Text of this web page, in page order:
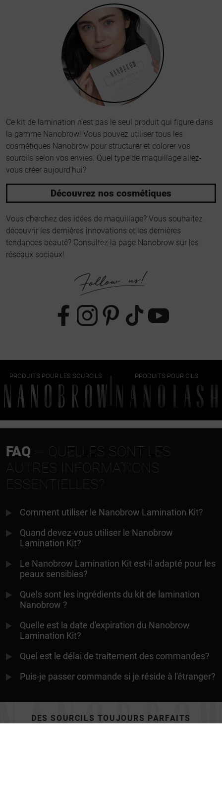
Ce kit de lamination n'est pas le seul produit qui figure dans
la gamme Nanobrow! Vous pouvez utiliser tous les
cosmétiques Nanobrow pour structurer et colorer vos
sourcils selon vos envies. Quel type de maquillage allez-
vous créer aujourd'hui?
Découvrez nos cosmétiques
Vous cherchez des idées de maquillage? Vous souhaitez
découvrir les dernières innovations et les dernières
tendances beauté? Consultez la page Nanobrow sur les
réseaux sociaux!
PRODUITS POUR LES SOURCILS PRODUITS POUR CILS
FAQ — QUELLES SONT LES
AUTRES INFORMATIONS
ESSENTIELLES?
Comment utiliser le Nanobrow Lamination Kit?
Quand devez-vous utiliser le Nanobrow
Lamination Kit?
Le Nanobrow Lamination Kit est-il adapté pour les
peaux sensibles?
Quels sont les ingrédients du kit de lamination
Nanobrow ?
Quelle est la date d'expiration du Nanobrow
Lamination Kit?
Quel est le délai de traitement des commandes?
Puis-je passer commande si je réside à l'étranger?
DES SOURCILS TOUJOURS PARFAITS